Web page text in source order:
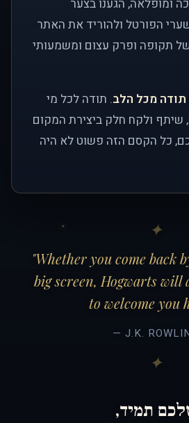
ומופלאה, הגענו בצער
הפורטל ולהוריד את האתר
תקופה ופרק עצום ומשמעותי
תודה מכל הלב. תודה לכל מי
שיתף ולקח חלק ביצירת המקום
כל הקסם הזה פשוט לא היה
"Whether you come back
big screen, Hogwarts will
to welcome you
— J.K.
תמיד,